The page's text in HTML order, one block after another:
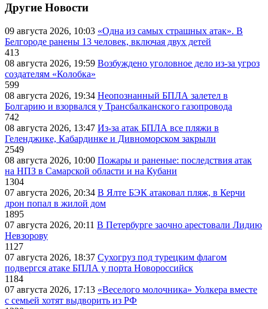
Другие Новости
09 августа 2026, 10:03 «Одна из самых страшных атак». В
Белгороде ранены 13 человек, включая двух детей
413
08 августа 2026, 19:59 Возбуждено уголовное дело из-за угроз
создателям «Колобка»
599
08 августа 2026, 19:34 Неопознанный БПЛА залетел в
Болгарию и взорвался у Трансбалканского газопровода
742
08 августа 2026, 13:47 Из-за атак БПЛА все пляжи в
Геленджике, Кабардинке и Дивноморском закрыли
2549
08 августа 2026, 10:00 Пожары и раненые: последствия атак
на НПЗ в Самарской области и на Кубани
1304
07 августа 2026, 20:34 В Ялте БЭК атаковал пляж, в Керчи
дрон попал в жилой дом
1895
07 августа 2026, 20:11 В Петербурге заочно арестовали Лидию
Невзорову
1127
07 августа 2026, 18:37 Сухогруз под турецким флагом
подвергся атаке БПЛА у порта Новороссийск
1184
07 августа 2026, 17:13 «Веселого молочника» Уолкера вместе
с семьей хотят выдворить из РФ